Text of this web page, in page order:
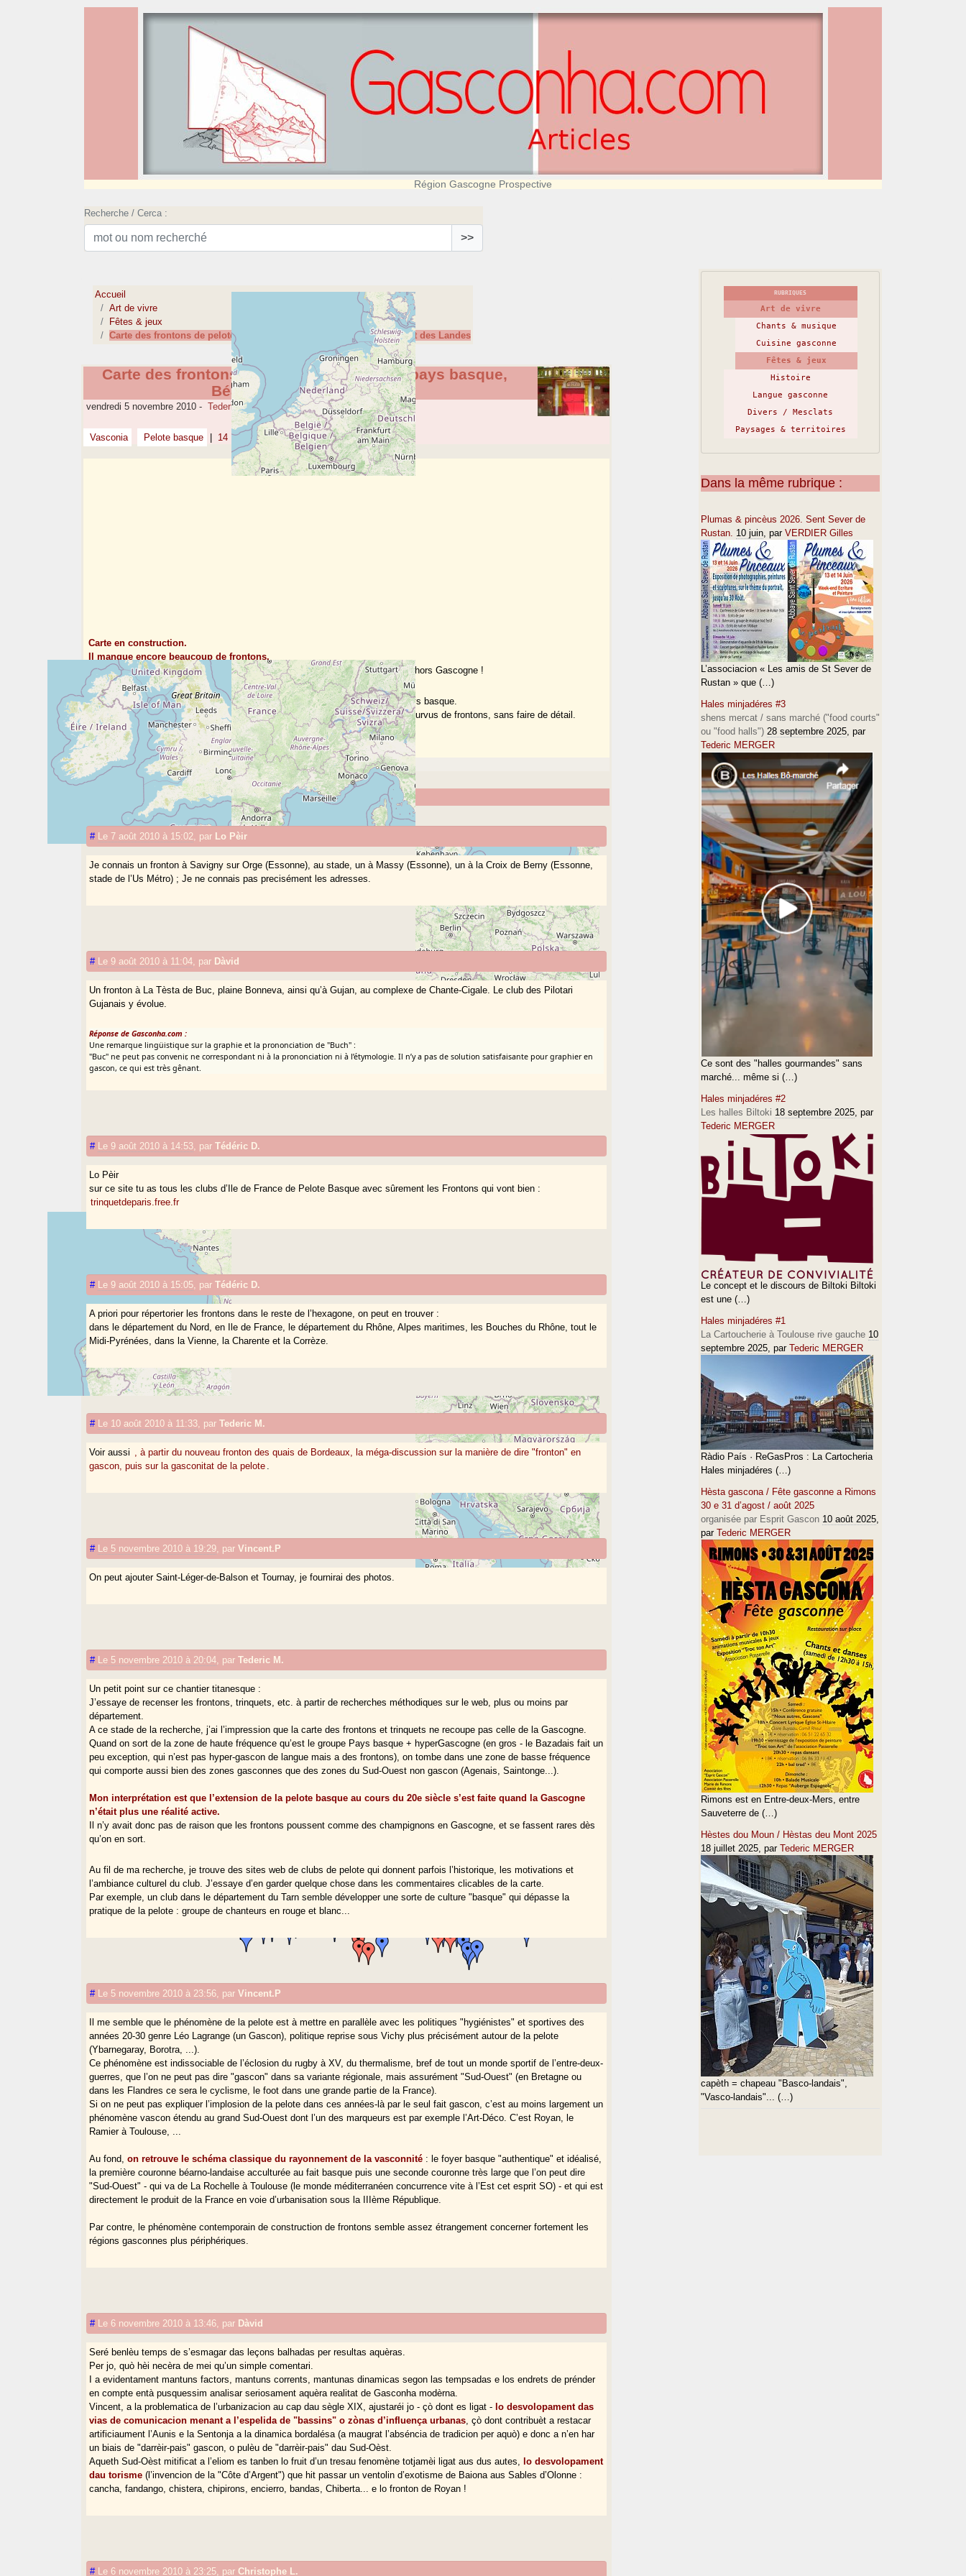
Région Gascogne Prospective
Recherche / Cerca :
>>
Accueil
Art de vivre
Fêtes & jeux
Carte des frontons de pelote basque hors pays basque, Béarn et dépt des Landes
Carte des frontons de pelote basque hors pays basque,
Béarn et dépt des Landes
vendredi 5 novembre 2010 - Tederic MERGER
Vasconia Pelote basque 14
+ −
©OpenStreetMap
Carte en construction.
Il manque encore beaucoup de frontons.
Si vous en connaissez qui n’y sont pas, soumettez-les nous, même s’ils sont hors Gascogne !
Le but est de cerner la diffusion de ce sport d’origine basque en dehors du Pays basque.
Pour l’instant, les départements 64 et 40 sont considérés comme fortement pourvus de frontons, sans faire de détail.
En cliquant sur les repères, vous pouvez obtenir du texte d’information.
Voir en ligne :Frontons.net
Vos commentaires
# Le 7 août 2010 à 15:02 par Lo Pèir
Je connais un fronton à Savigny sur Orge (Essonne), au stade, un à Massy (Essonne), un à la Croix de Berny (Essonne,
stade de l’Us Métro) ; Je ne connais pas precisément les adresses.
# Le 9 août 2010 à 11:04 par Dàvid
Un fronton à La Tèsta de Buc, plaine Bonneva, ainsi qu’à Gujan, au complexe de Chante-Cigale. Le club des Pilotari
Gujanais y évolue.
Réponse de Gasconha.com :
Une remarque lingüistique sur la graphie et la prononciation de "Buch" :
"Buc" ne peut pas convenir, ne correspondant ni à la prononciation ni à l’étymologie. Il n’y a pas de solution satisfaisante pour graphier en
gascon, ce qui est très gênant.
# Le 9 août 2010 à 14:53 parTédéric D.
Lo Pèir
sur ce site tu as tous les clubs d’Ile de France de Pelote Basque avec sûrement les Frontons qui vont bien :
trinquetdeparis.free.fr
# Le 9 août 2010 à 15:05 parTédéric D.
A priori pour répertorier les frontons dans le reste de l’hexagone, on peut en trouver :
dans le département du Nord, en Ile de France, le département du Rhône, Alpes maritimes, les Bouches du Rhône, tout le
Midi-Pyrénées, dans la Vienne, la Charente et la Corrèze.
# Le 10 août 2010 à 11:33 parTederic M.
Voir aussi
, à partir du nouveau fronton des quais de Bordeaux, la méga-discussion sur la manière de dire "fronton" en
gascon, puis sur la gasconitat de la pelote
# Le 5 novembre 2010 à 19:29 parVincent.P
On peut ajouter Saint-Léger-de-Balson et Tournay, je fournirai des photos.
# Le 5 novembre 2010 à 20:04 parTederic M.
Un petit point sur ce chantier titanesque :
J’essaye de recenser les frontons, trinquets, etc. à partir de recherches méthodiques sur le web, plus ou moins par
département.
A ce stade de la recherche, j’ai l’impression que la carte des frontons et trinquets ne recoupe pas celle de la Gascogne.
Quand on sort de la zone de haute fréquence qu’est le groupe Pays basque + hyperGascogne (en gros - le Bazadais fait un
peu exception, qui n’est pas hyper-gascon de langue mais a des frontons), on tombe dans une zone de basse fréquence
qui comporte aussi bien des zones gasconnes que des zones du Sud-Ouest non gascon (Agenais, Saintonge...).
Mon interprétation est que l’extension de la pelote basque au cours du 20e siècle s’est faite quand la Gascogne
n’était plus une réalité active.
Il n’y avait donc pas de raison que les frontons poussent comme des champignons en Gascogne, et se fassent rares dès
qu’on en sort.
Au fil de ma recherche, je trouve des sites web de clubs de pelote qui donnent parfois l’historique, les motivations et
l’ambiance culturel du club. J’essaye d’en garder quelque chose dans les commentaires clicables de la carte.
Par exemple, un club dans le département du Tarn semble développer une sorte de culture "basque" qui dépasse la
pratique de la pelote : groupe de chanteurs en rouge et blanc...
# Le 5 novembre 2010 à 23:56 parVincent.P
Il me semble que le phénomène de la pelote est à mettre en parallèle avec les politiques "hygiénistes" et sportives des
années 20-30 genre Léo Lagrange (un Gascon), politique reprise sous Vichy plus précisément autour de la pelote
(Ybarnegaray, Borotra, ...).
Ce phénomène est indissociable de l’éclosion du rugby à XV, du thermalisme, bref de tout un monde sportif de l’entre-deux-
guerres, que l’on ne peut pas dire "gascon" dans sa variante régionale, mais assurément "Sud-Ouest" (en Bretagne ou
dans les Flandres ce sera le cyclisme, le foot dans une grande partie de la France).
Si on ne peut pas expliquer l’implosion de la pelote dans ces années-là par le seul fait gascon, c’est au moins largement un
phénomène vascon étendu au grand Sud-Ouest dont l’un des marqueurs est par exemple l’Art-Déco. C’est Royan, le
Ramier à Toulouse, ...
Au fond,on retrouve le schéma classique du rayonnement de la vasconnité : le foyer basque "authentique" et idéalisé,
la première couronne béarno-landaise acculturée au fait basque puis une seconde couronne très large que l’on peut dire
"Sud-Ouest" - qui va de La Rochelle à Toulouse (le monde méditerranéen concurrence vite à l’Est cet esprit SO) - et qui est
directement le produit de la France en voie d’urbanisation sous la IIIème République.
Par contre, le phénomène contemporain de construction de frontons semble assez étrangement concerner fortement les
régions gasconnes plus périphériques.
# Le 6 novembre 2010 à 13:46 par Dàvid
Seré benlèu temps de s’esmagar das leçons balhadas per resultas aquèras.
Per jo, quò hèi necèra de mei qu’un simple comentari.
I a evidentament mantuns factors, mantuns corrents, mantunas dinamicas segon las tempsadas e los endrets de prénder
en compte entà pusquessim analisar seriosament aquèra realitat de Gasconha modèrna.
Vincent, a la problematica de l’urbanizacion au cap dau sègle XIX, ajustaréi jo - çò dont es ligat -lo desvolopament das
vias de comunicacion menant a l’espelida de "bassins" o zònas d’influença urbanas , çò dont contribuèt a restacar
artificiaument l’Aunis e la Sentonja a la dinamica bordalésa (a maugrat l’abséncia de tradicion per aquò) e donc a n’en har
un biais de "darrèir-pais" gascon, o pulèu de "darrèir-pais" dau Sud-Oèst.
Aqueth Sud-Oèst mitificat a l’eliom es tanben lo fruit d’un tresau fenomène totjamèi ligat aus dus autes,lo desvolopament
dau torisme (l’invencion de la "Côte d’Argent") que hit passar un ventolin d’exotisme de Baiona aus Sables d’Olonne :
cancha, fandango, chistera, chipirons, encierro, bandas, Chiberta... e lo fronton de Royan !
# Le 6 novembre 2010 à 23:25 parChristophe L.
RUBRIQUES
Art de vivre
Chants & musique
Cuisine gasconne
Fêtes & jeux
Histoire
Langue gasconne
Divers / Mesclats
Paysages & territoires
Dans la même rubrique :
Plumas & pincèus 2026. Sent Sever de
Rustan. 10 juin, par VERDIER Gilles
L’associacion « Les amis de St Sever de
Rustan » que (…)
Hales minjadéres #3
shens mercat / sans marché ("food courts"
ou "food halls") 28 septembre 2025, par
Tederic MERGER
Ce sont des "halles gourmandes" sans
marché... même si (…)
Hales minjadéres #2
Les halles Biltoki 18 septembre 2025, par
Tederic MERGER
Le concept et le discours de Biltoki Biltoki
est une (…)
Hales minjadéres #1
La Cartoucherie à Toulouse rive gauche 10
septembre 2025, par Tederic MERGER
Ràdio País · ReGasPros : La Cartocheria
Hales minjadéres (…)
Hèsta gascona / Fête gasconne a Rimons
30 e 31 d’agost / août 2025
organisée par Esprit Gascon 10 août 2025,
par Tederic MERGER
Rimons est en Entre-deux-Mers, entre
Sauveterre de (…)
Hèstes dou Moun / Hèstas deu Mont 2025
18 juillet 2025, par Tederic MERGER
capèth = chapeau "Basco-landais",
"Vasco-landais"... (…)